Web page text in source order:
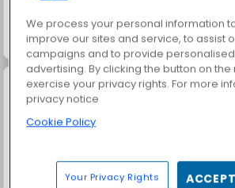
Paciência Spider Clássica
Grand Mahjong Connect
We process your personal information
improve our sites and service, to assist
campaigns and to provide
advertising. By clicking the button on the
exercise your privacy rights. For more
privacy notice
Cookie Policy
Your Privacy Rights